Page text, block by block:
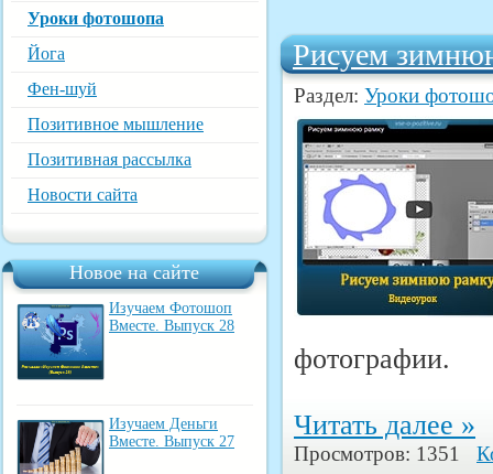
Уроки фотошопа
Йога
Фен-шуй
Позитивное мышление
Позитивная рассылка
Новости сайта
Новое на сайте
Изучаем Фотошоп
Вместе. Выпуск 28
Изучаем Деньги
Вместе. Выпуск 27
Рисуем
Раздел: Уроки
фотографии.
Читать далее »
Просмотров: 1351